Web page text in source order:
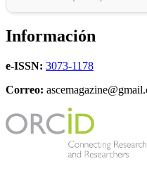
Información
e-ISSN: 3073-1178
Correo: